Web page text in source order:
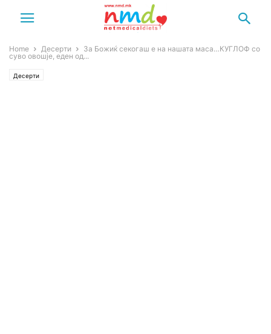
Home Десерти
За Божиќ секогаш е на нашата маса…КУГЛОФ со
суво овошје, еден од...
Десерти